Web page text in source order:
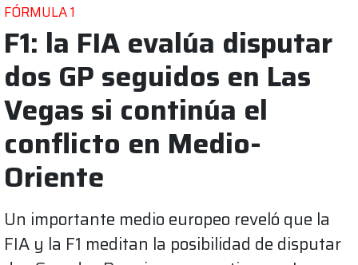
FÓRMULA 1
F1: la FIA evalúa disputar
dos GP seguidos en Las
Vegas si continúa el
conflicto en Medio-
Oriente
Un importante medio europeo reveló que la
FIA y la F1 meditan la posibilidad de disputar